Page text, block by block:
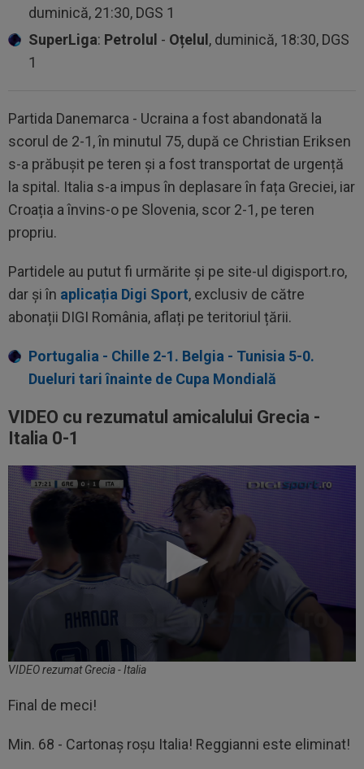
duminică, 21:30, DGS 1
SuperLiga: Petrolul - Oțelul, duminică, 18:30, DGS
1
Partida Danemarca - Ucraina a fost abandonată la
scorul de 2-1, în minutul 75, după ce Christian Eriksen
s-a prăbușit pe teren și a fost transportat de urgență
la spital. Italia s-a impus în deplasare în fața Greciei, iar
Croația a învins-o pe Slovenia, scor 2-1, pe teren
propriu.
Partidele au putut fi urmărite și pe site-ul digisport.ro,
dar și în aplicația Digi Sport, exclusiv de către
abonații DIGI România, aflați pe teritoriul țării.
Portugalia - Chille 2-1. Belgia - Tunisia 5-0.
Dueluri tari înainte de Cupa Mondială
VIDEO cu rezumatul amicalului Grecia -
Italia 0-1
VIDEO rezumat Grecia - Italia
Final de meci!
Min. 68 - Cartonaș roșu Italia! Reggianni este eliminat!